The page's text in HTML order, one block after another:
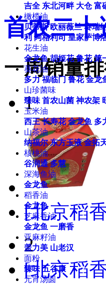
吉全 东北河畔 大仓 富
橄榄油
贝蒂斯 欧丽薇兰 赛瑞
利 阿格利司 皇家萨博
花生油
金龙鱼 胡姬花 鲁花 第
葵花油
多力 福临门 鲁花 金龙
山珍菌味
臻味 首农山菌 神农架
玉米油
西王 长寿花 金龙鱼 多
山茶油
纳福尔 东方玉液 金拓
核桃油
谷润通 多慧
深海鱼油
金龙鱼
稻香油
金龙鱼
芝麻香油
金龙鱼 一磨香
亚麻籽油
盖力美 山老汉
面粉
臻味 五谷康
元宵汤圆
首农二十
一周销量
1
[北京稻
2
[北京稻